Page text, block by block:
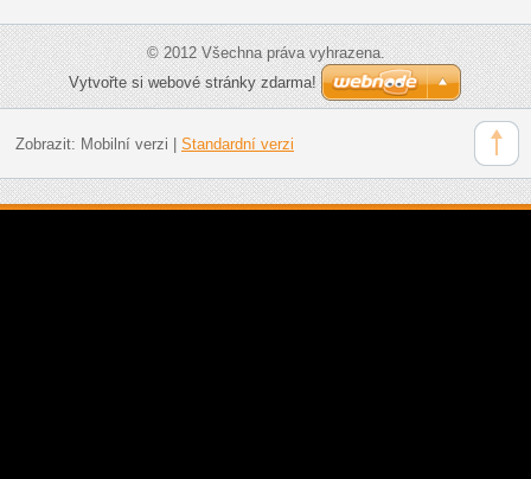
© 2012 Všechna práva vyhrazena.
Vytvořte si webové stránky zdarma!
Zobrazit: Mobilní verzi Standardní verzi